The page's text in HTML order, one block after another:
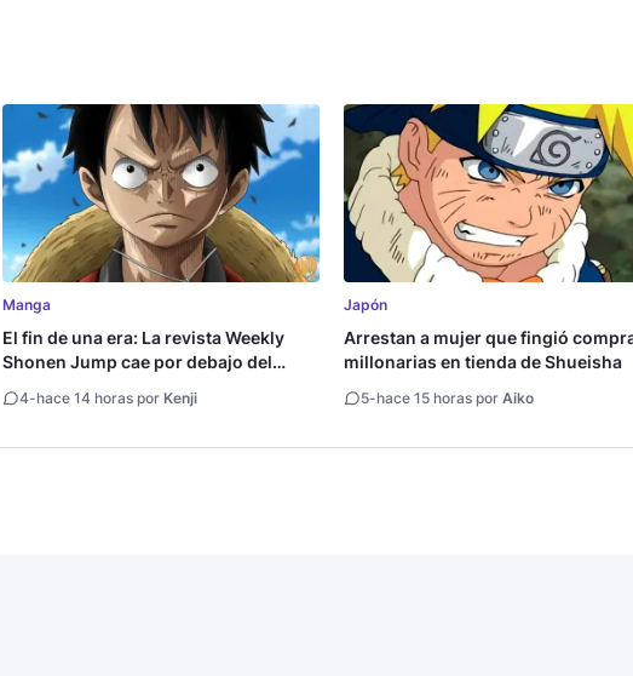
Manga
El fin de una era: La revista Weekly
Shonen Jump cae por debajo del
4-hace 14 horas por Kenji
Japón
Arrestan a mujer que fingió
millonarias en tienda de Shueisha
5-hace 15 horas porAiko